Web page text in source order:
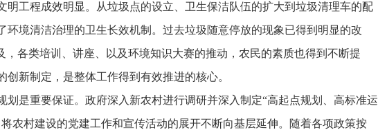
明工程成效明显。从垃圾点的设立、卫生保洁队伍的扩大到垃圾清理车的配
环境清洁治理的卫生长效机制。过去垃圾随意停放的现象已得到明显的改
，各类培训、讲座、以及环境知识大赛的推动，农民的素质也得到不断提
新制定，是整体工作得到有效推进的核心。
划是重要保证。政府深入新农村进行调研并深入制定“高起点规划、高标准运
农村建设的党建工作和宣传活动的展开不断向基层延伸。随着各项政策按